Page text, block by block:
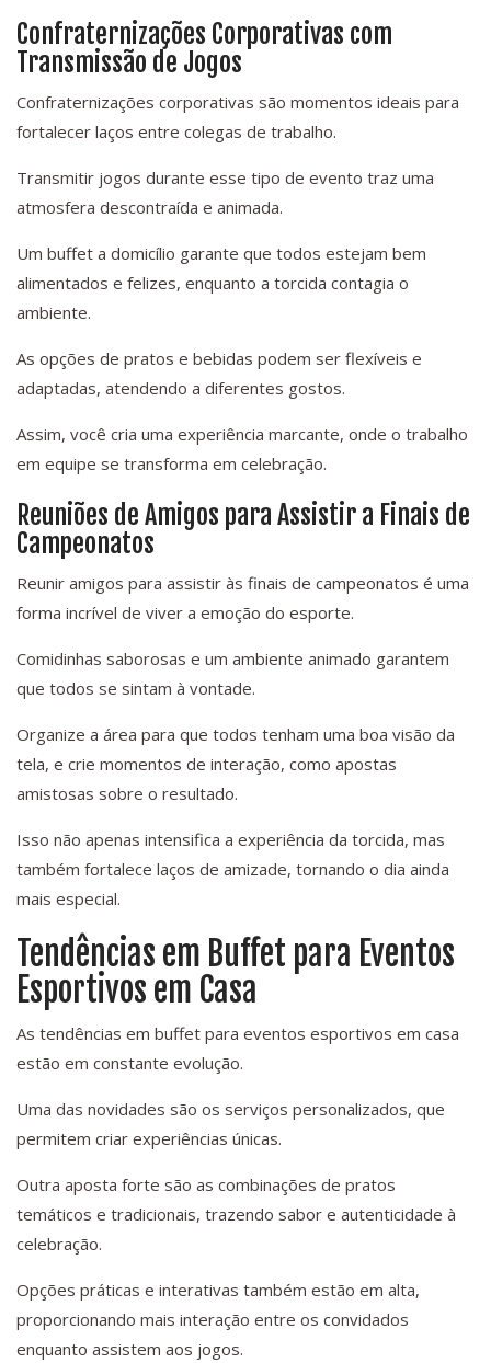
Confraternizações Corporativas com
Transmissão de Jogos
Confraternizações corporativas são momentos ideais para
fortalecer laços entre colegas de trabalho.
Transmitir jogos durante esse tipo de evento traz uma
atmosfera descontraída e animada.
Um buffet a domicílio garante que todos estejam bem
alimentados e felizes, enquanto a torcida contagia o
ambiente.
As opções de pratos e bebidas podem ser flexíveis e
adaptadas, atendendo a diferentes gostos.
Assim, você cria uma experiência marcante, onde o trabalho
em equipe se transforma em celebração.
Reuniões de Amigos para Assistir a Finais de
Campeonatos
Reunir amigos para assistir às finais de campeonatos é uma
forma incrível de viver a emoção do esporte.
Comidinhas saborosas e um ambiente animado garantem
que todos se sintam à vontade.
Organize a área para que todos tenham uma boa visão da
tela, e crie momentos de interação, como apostas
amistosas sobre o resultado.
Isso não apenas intensifica a experiência da torcida, mas
também fortalece laços de amizade, tornando o dia ainda
mais especial.
Tendências em Buffet para Eventos
Esportivos em Casa
As tendências em buffet para eventos esportivos em casa
estão em constante evolução.
Uma das novidades são os serviços personalizados, que
permitem criar experiências únicas.
Outra aposta forte são as combinações de pratos
temáticos e tradicionais, trazendo sabor e autenticidade à
celebração.
Opções práticas e interativas também estão em alta,
proporcionando mais interação entre os convidados
enquanto assistem aos jogos.